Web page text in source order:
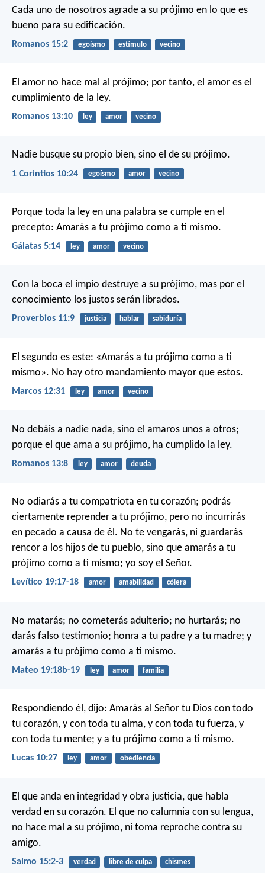
Cada uno de nosotros agrade a su prójimo en lo que es
bueno para su edificación.
Romanos 15:2 egoísmo estímulo vecino
El amor no hace mal al prójimo; por tanto, el amor es el
cumplimiento de la ley.
Romanos 13:10 ley amor vecino
Nadie busque su propio bien, sino el de su prójimo.
1 Corintios 10:24 egoísmo amor vecino
Porque toda la ley en una palabra se cumple en el
precepto: Amarás a tu prójimo como a ti mismo.
Gálatas 5:14 ley amor vecino
Con la boca el impío destruye a su prójimo, mas por el
conocimiento los justos serán librados.
Proverbios 11:9 justicia hablar sabiduría
El segundo es este: «Amarás a tu prójimo como a ti
mismo». No hay otro mandamiento mayor que estos.
Marcos 12:31 ley amor vecino
No debáis a nadie nada, sino el amaros unos a otros;
porque el que ama a su prójimo, ha cumplido la ley.
Romanos 13:8 ley amor deuda
No odiarás a tu compatriota en tu corazón; podrás
ciertamente reprender a tu prójimo, pero no incurrirás
en pecado a causa de él. No te vengarás, ni guardarás
rencor a los hijos de tu pueblo, sino que amarás a tu
prójimo como a ti mismo; yo soy el Señor.
Levítico 19:17-18 amor amabilidad cólera
No matarás; no cometerás adulterio; no hurtarás; no
darás falso testimonio; honra a tu padre y a tu madre; y
amarás a tu prójimo como a ti mismo.
Mateo 19:18b-19 ley amor familia
Respondiendo él, dijo: Amarás al Señor tu Dios con todo
tu corazón, y con toda tu alma, y con toda tu fuerza, y
con toda tu mente; y a tu prójimo como a ti mismo.
Lucas 10:27 ley amor obediencia
El que anda en integridad y obra justicia, que habla
verdad en su corazón. El que no calumnia con su lengua,
no hace mal a su prójimo, ni toma reproche contra su
amigo.
Salmo 15:2-3 verdad libre de culpa chismes